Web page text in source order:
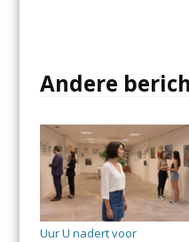
Andere
Uur U nadert voor